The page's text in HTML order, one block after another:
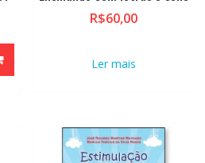
R$60,00
Ler mais